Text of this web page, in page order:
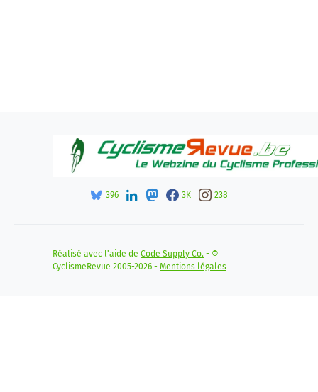
396 3K 238
Réalisé avec l'aide de Code Supply Co. - ©
CyclismeRevue 2005-2026 - Mentions légales